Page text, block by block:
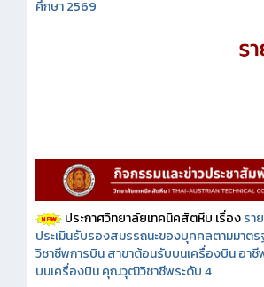
ศึกษา 2569
ประกาศวิทยาลัยเทคนิคสัตหีบ เรื่องรา
ประเมินรับรองสมรรถนะของบุคคลตามมาต
วิชาชีพการบิน สาขาต้อนรับบนเครื่องบิน อา
บนเครื่องบิน คุณวุฒิวิชาชีพระดับ 4